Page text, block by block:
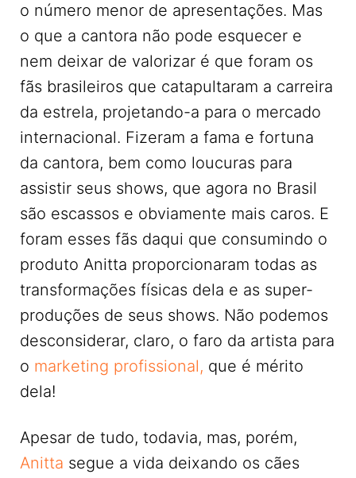
o número menor de apresentações. Mas
o que a cantora não pode esquecer e
nem deixar de valorizar é que foram os
fãs brasileiros que catapultaram a carreira
da estrela, projetando-a para o mercado
internacional. Fizeram a fama e fortuna
da cantora, bem como loucuras para
assistir seus shows, que agora no Brasil
são escassos e obviamente mais caros. E
foram esses fãs daqui que consumindo o
produto Anitta proporcionaram todas as
transformações físicas dela e as super-
produções de seus shows. Não podemos
desconsiderar, claro, o faro da artista para
o marketing profissional, que é mérito
dela!
Apesar de tudo, todavia, mas, porém,
Anitta segue a vida deixando os cães